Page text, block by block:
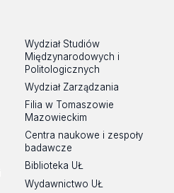
Wydział Studiów
Międzynarodowych i
Politologicznych
Wydział Zarządzania
Filia w Tomaszowie
Mazowieckim
Centra naukowe i zespoły
badawcze
Biblioteka UŁ
Wydawnictwo UŁ